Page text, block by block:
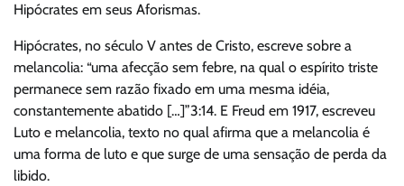
Hipócrates em seus Aforismas.
Hipócrates, no século V antes de Cristo, escreve sobre a
melancolia: “uma afecção sem febre, na qual o espírito triste
permanece sem razão fixado em uma mesma idéia,
constantemente abatido […]”3:14. E Freud em 1917, escreveu
Luto e melancolia, texto no qual afirma que a melancolia é
uma forma de luto e que surge de uma sensação de perda da
libido.